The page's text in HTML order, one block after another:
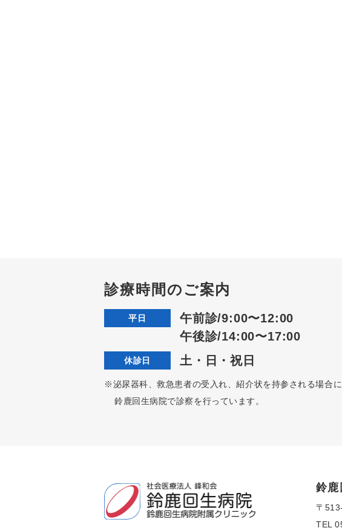
診療時間のご案内
平日
午前診/9:00〜12:00
午後診/14:00〜17:00
休診日 土・日・祝日
※泌尿器科、救急患者の受入れ、紹介状を持参される場合
鈴鹿回生病院で診察を行っています。
鈴鹿
〒
TEL